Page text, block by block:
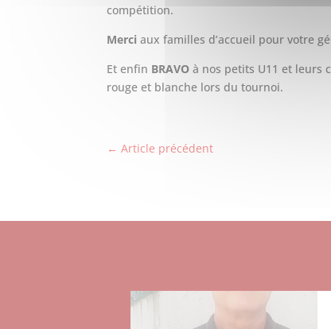
compétition.
Merci aux familles d’accueil pour votre
Et enfin BRAVO à nos petits U11 et leurs
rouge et blanche lors du tournoi.
←Article précédent